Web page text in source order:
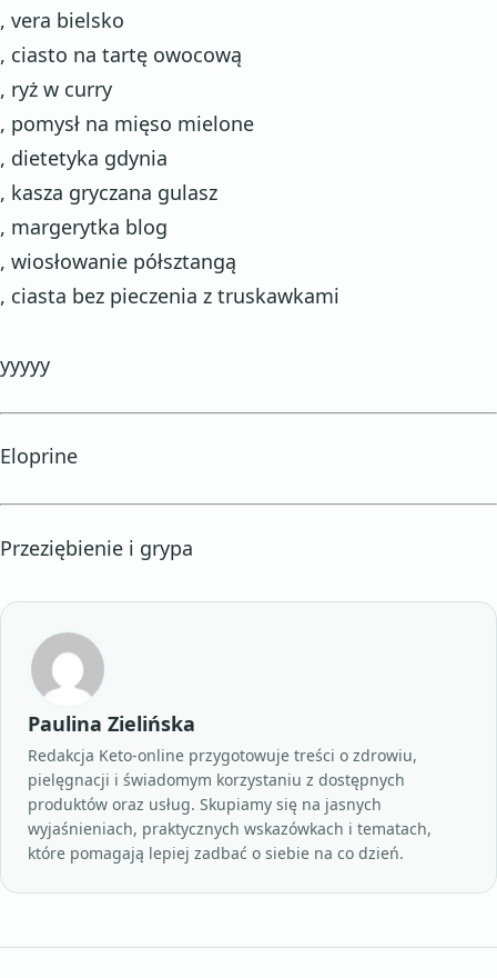
, vera bielsko
, ciasto na tartę owocową
, ryż w curry
, pomysł na mięso mielone
, dietetyka gdynia
, kasza gryczana gulasz
, margerytka blog
, wiosłowanie półsztangą
, ciasta bez pieczenia z truskawkami
yyyyy
Eloprine
Przeziębienie i grypa
Paulina Zielińska
Redakcja Keto-online przygotowuje treści o zdrowiu,
pielęgnacji i świadomym korzystaniu z dostępnych
produktów oraz usług. Skupiamy się na jasnych
wyjaśnieniach, praktycznych wskazówkach i tematach,
które pomagają lepiej zadbać o siebie na co dzień.